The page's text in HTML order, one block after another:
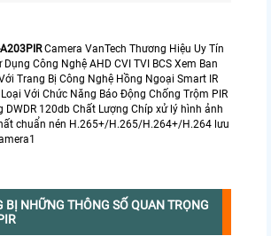
Camera VanTech Thương Hiệu Uy Tín
Công Nghệ AHD CVI TVI BCS Xem Ban
Trang Bị Công Nghệ Hồng Ngoại Smart IR
Với Chức Năng Báo Động Chống Trộm PIR
DWDR 120db Chất Lượng Chíp xử lý hình ảnh
chuẩn nén H.265+/H.265/H.264+/H.264 lưu
BỊ NHỮNG THÔNG SỐ QUAN TRỌNG